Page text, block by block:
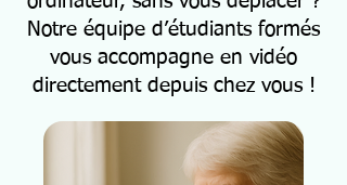
Notre équipe d’étudiants formés
vous accompagne en vidéo
directement depuis chez vous !